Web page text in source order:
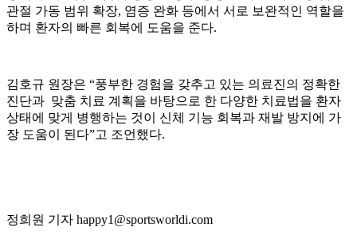
관절 가동 범위 확장, 염증 완화 등에서 서로 보완적인 역할을
하며 환자의 빠른 회복에 도움을 준다.
김호규 원장은 “풍부한 경험을 갖추고 있는 의료진의 정확한
진단과 맞춤 치료 계획을 바탕으로 한 다양한 치료법을 환자
상태에 맞게 병행하는 것이 신체 기능 회복과 재발 방지에 가
장 도움이 된다”고 조언했다.
정희원 기자 happy1@sportsworldi.com